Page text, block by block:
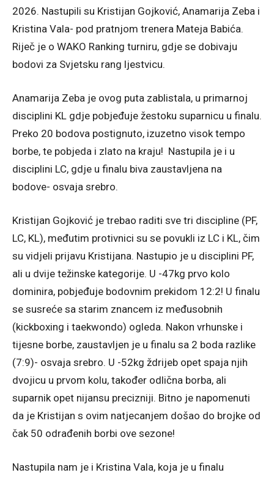
2026. Nastupili su Kristijan Gojković, Anamarija Zeba i
Kristina Vala- pod pratnjom trenera Mateja Babića.
Riječ je o WAKO Ranking turniru, gdje se dobivaju
bodovi za Svjetsku rang ljestvicu.
Anamarija Zeba je ovog puta zablistala, u primarnoj
disciplini KL gdje pobjeđuje žestoku suparnicu u finalu.
Preko 20 bodova postignuto, izuzetno visok tempo
borbe, te pobjeda i zlato na kraju! Nastupila je i u
disciplini LC, gdje u finalu biva zaustavljena na
bodove- osvaja srebro.
Kristijan Gojković je trebao raditi sve tri discipline (PF,
LC, KL), međutim protivnici su se povukli iz LC i KL, čim
su vidjeli prijavu Kristijana. Nastupio je u disciplini PF,
ali u dvije težinske kategorije. U -47kg prvo kolo
dominira, pobjeđuje bodovnim prekidom 12:2! U finalu
se susreće sa starim znancem iz međusobnih
(kickboxing i taekwondo) ogleda. Nakon vrhunske i
tijesne borbe, zaustavljen je u finalu sa 2 boda razlike
(7:9)- osvaja srebro. U -52kg ždrijeb opet spaja njih
dvojicu u prvom kolu, također odlična borba, ali
suparnik opet nijansu precizniji. Bitno je napomenuti
da je Kristijan s ovim natjecanjem došao do brojke od
čak 50 odrađenih borbi ove sezone!
Nastupila nam je i Kristina Vala, koja je u finalu